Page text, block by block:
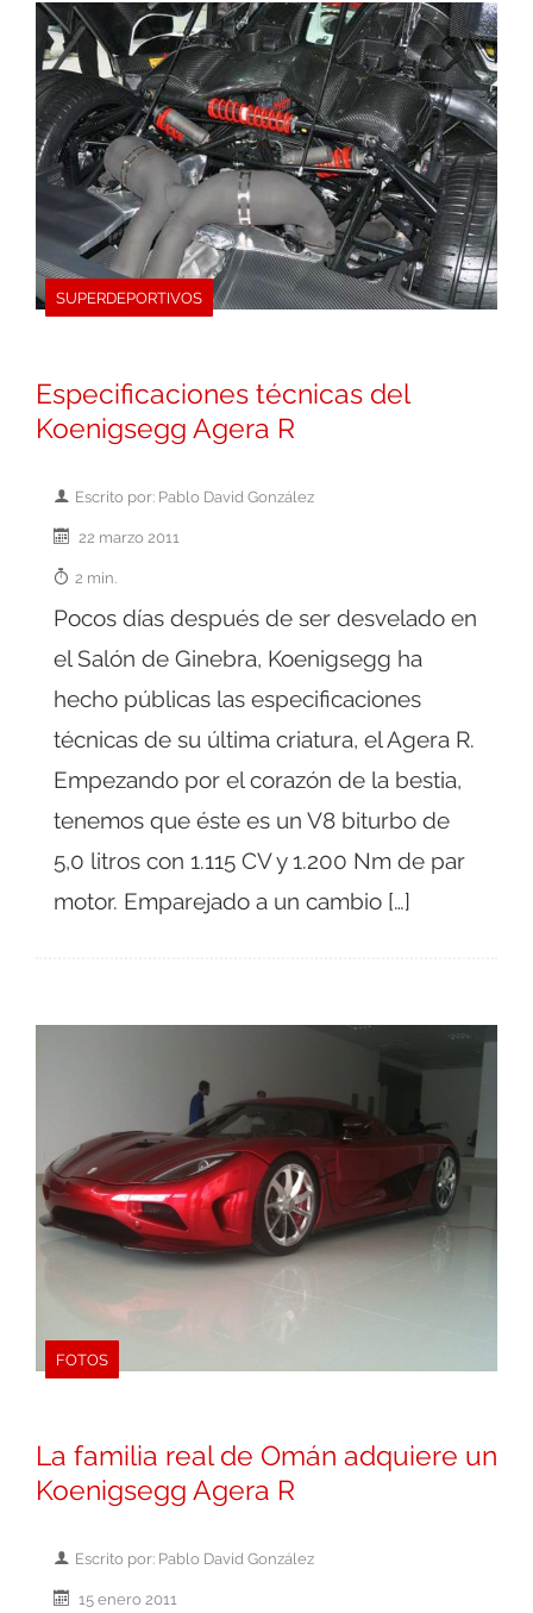
SUPERDEPORTIVOS
Especificaciones técnicas del
Koenigsegg Agera R
Escrito por: Pablo David González
22 marzo 2011
2 min.
Pocos días después de ser desvelado en
el Salón de Ginebra, Koenigsegg ha
hecho públicas las especificaciones
técnicas de su última criatura, el Agera R.
Empezando por el corazón de la bestia,
tenemos que éste es un V8 biturbo de
5,0 litros con 1.115 CV y 1.200 Nm de par
motor. Emparejado a un cambio […]
FOTOS
La familia real de Omán adquiere un
Koenigsegg Agera R
Escrito por: Pablo David González
15 enero 2011